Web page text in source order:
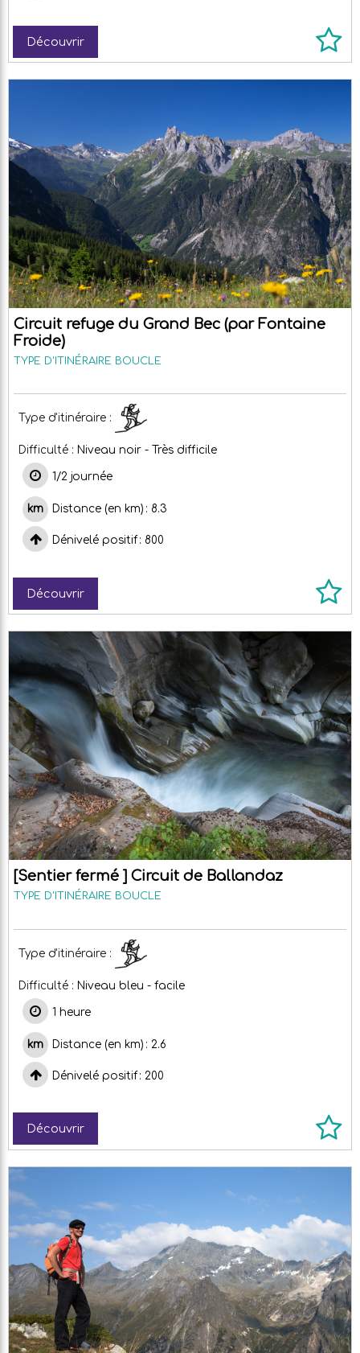
Découvrir
Circuit refuge du Grand Bec (par Fontaine
Froide)
TYPE D'ITINÉRAIRE BOUCLE
Type d'itinéraire :
Difficulté : Niveau noir - Très difficile
1/2 journée
Distance (en km) 8.3
Dénivelé positif 800
Découvrir
[Sentier fermé ] Circuit de Ballandaz
TYPE D'ITINÉRAIRE BOUCLE
Type d'itinéraire :
Difficulté : Niveau bleu - facile
1 heure
Distance (en km) 2.6
Dénivelé positif 200
Découvrir